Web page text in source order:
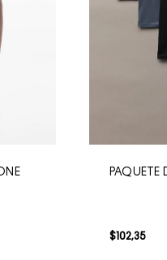
PAQUETE
$102,35